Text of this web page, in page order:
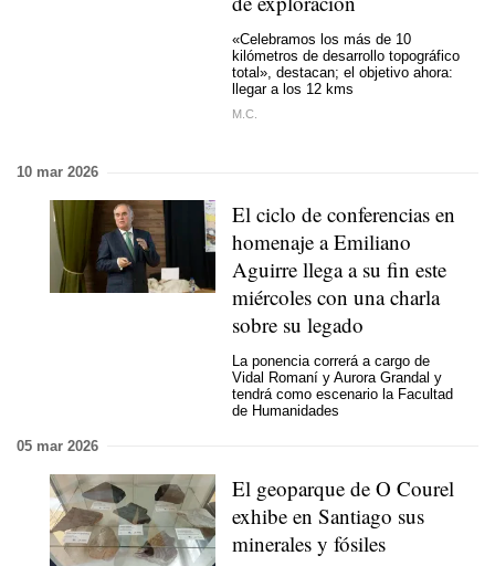
«Celebramos los más de 10
kilómetros de desarrollo topográfico
total», destacan; el objetivo ahora:
llegar a los 12 kms
M.C.
10 mar 2026
El ciclo de conferencias en
homenaje a Emiliano
Aguirre llega a su fin este
miércoles con una charla
sobre su legado
La ponencia correrá a cargo de
Vidal Romaní y Aurora Grandal y
tendrá como escenario la Facultad
de Humanidades
05 mar 2026
El geoparque de O Courel
exhibe en Santiago sus
minerales y fósiles